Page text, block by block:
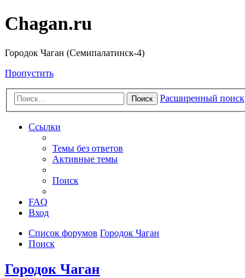
Chagan.ru
Городок Чаган (Семипалатинск-4)
Пропустить
Поиск Расширенный поиск
Ссылки
Темы без ответов
Активные темы
Поиск
FAQ
Вход
Список форумов Городок Чаган
Поиск
Городок Чаган